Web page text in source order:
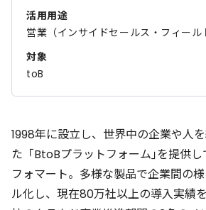
活用用途
営業（インサイドセールス・フィール
対象
toB
1998年に設立し、世界中の企業や人
た「BtoBプラットフォーム｣を提供
フォマート。多様な製品で企業間の
ル化し、現在80万社以上の導入実績